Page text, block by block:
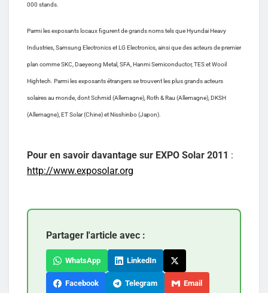
000 stands.
Parmi les exposants locaux figurent de grands noms tels que Hyundai Heavy
Industries, Samsung Electronics et LG Electronics, ainsi que des acteurs de premier
plan comme SKC, Daeyeong Metal, SFA, Hanmi Semiconductor, TES et Wooil
Hightech. Parmi les exposants étrangers se trouvent les plus grands acteurs
solaires au monde, dont Schmid (Allemagne), Roth & Rau (Allemagne), DKSH
(Allemagne), ET Solar (Chine) et Nisshinbo (Japon).
Pour en savoir davantage sur EXPO Solar 2011 :
http://www.exposolar.org
Partager l'article avec :
WhatsApp LinkedIn
Facebook Telegram Email